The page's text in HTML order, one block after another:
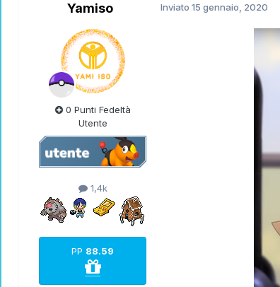
Yamiso
0 Punti Fedeltà
Utente
1,4k
PP 88.59
Inviato 15 gennaio, 2020